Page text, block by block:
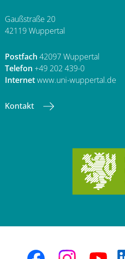
Gaußstraße 20
42119 Wuppertal
Postfach 42097 Wuppertal
Telefon +49 202 439-0
Internetwww.uni-wuppertal.de
Kontakt